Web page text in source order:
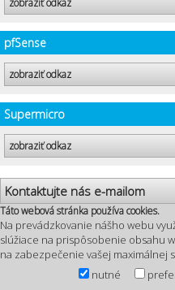
Táto webová stránka používa cookies.
Na prevádzkovanie nášho webu
slúžiace na prispôsobenie obsahu
na zabezpečenie vašej maximálnej
nutné
zobraziť odkaz
pfSense
zobraziť odkaz
Supermicro
zobraziť odkaz
Kontaktujte nás e-mailom